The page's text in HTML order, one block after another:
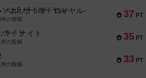
37 PT
ペルソナ5 ザ・ロイヤル-
件の投稿
35 PT
ト・ナイト
件の投稿
33 PT
件の投稿